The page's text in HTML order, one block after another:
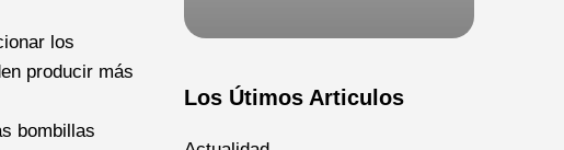
los
producir más
bombillas
Los Útimos Articulos